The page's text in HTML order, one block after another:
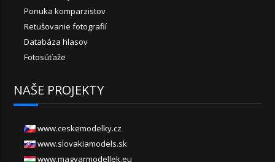
Ponuka komparzistov
Retušovanie fotografií
Databáza hlasov
Fotosúťaže
NAŠE PROJEKTY
www.ceskemodelky.cz
www.slovakiamodels.sk
www.magyarmodellek.eu